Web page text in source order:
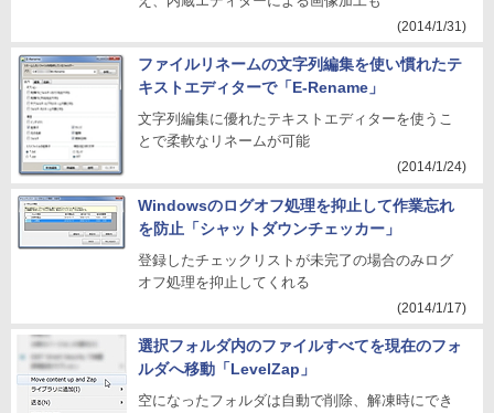
(2014/1/31)
ファイルリネームの文字列編集を使い慣れたテ
キストエディターで「E-Rename」
文字列編集に優れたテキストエディターを使うこ
とで柔軟なリネームが可能
(2014/1/24)
Windowsのログオフ処理を抑止して作業忘れ
を防止「シャットダウンチェッカー」
登録したチェックリストが未完了の場合のみログ
オフ処理を抑止してくれる
(2014/1/17)
選択フォルダ内のファイルすべてを現在のフォ
ルダへ移動「LevelZap」
空になったフォルダは自動で削除、解凍時にでき